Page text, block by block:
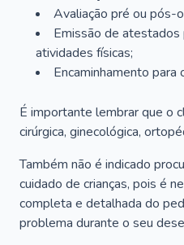
Avaliação pré ou pós-
Emissão de atestados
atividades físicas;
Encaminhamento para
É importante lembrar que o
cirúrgica, ginecológica,
Também não é indicado
cuidado de crianças, pois é
completa e detalhada do
problema durante o seu